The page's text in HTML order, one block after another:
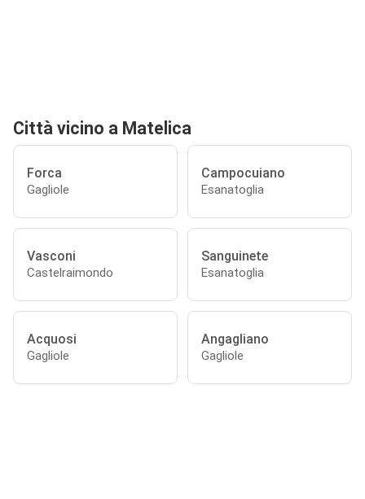
Città vicino a Matelica
Forca
Gagliole
Campocuiano
Esanatoglia
Vasconi
Castelraimondo
Sanguinete
Esanatoglia
Acquosi
Gagliole
Angagliano
Gagliole